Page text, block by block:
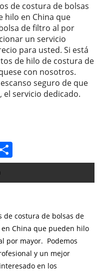
de costura de bolsas
hilo en China que
de filtro al por
un servicio
para usted. Si está
de hilo de costura de
con nosotros.
seguro de que
el servicio dedicado.
costura de bolsas de
China que pueden hilo
por mayor. Podemos
y un mejor
en los